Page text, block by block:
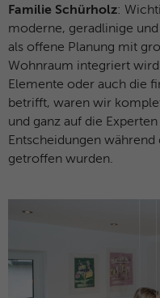
Familie Schürholz:
moderne, geradlinige
als offene Planung mit
Wohnraum integriert
Elemente oder auch die
betrifft, waren wir
und ganz auf die
Entscheidungen während
getroffen wurden.
Anbieter
Laufzeit
Zweck
Microsoft
Laufzeit 1 Jahr
Gibt an,